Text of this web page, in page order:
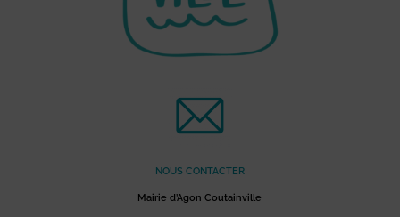
NOUS CONTACTER
Mairie d’Agon Coutainville